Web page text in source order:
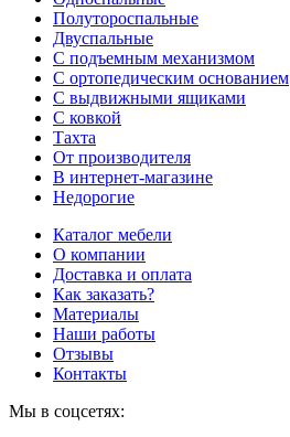
Полутороспальные
Двуспальные
С подъемным механизмом
С ортопедическим основанием
С выдвижными ящиками
С ковкой
Тахта
От производителя
В интернет-магазине
Недорогие
Каталог мебели
О компании
Доставка и оплата
Как заказать?
Материалы
Наши работы
Отзывы
Контакты
Мы в соцсетях: